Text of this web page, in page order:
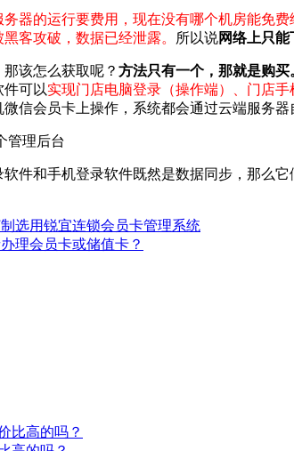
器的运行要费用，现在没有哪个机房能免
客攻破，数据已经泄露。
所以说网络上只
该怎么获取呢？ 方法只有一个，那就是购买
件可以实现门店电脑登录（操作端）、门店
信会员卡上操作，系统都会通过云端服务器
件和手机登录软件既然是数据同步，那么
选用锐宜连锁会员卡管理系统
理会员卡或储值卡？